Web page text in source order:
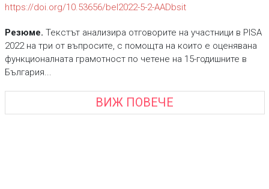
https://doi.org/10.53656/bel2022-5-2-AADbsit
Резюме. Текстът анализира отговорите на участници в PISA
2022 на три от въпросите, с помощта на които е оценявана
функционалната грамотност по четене на 15-годишните в
България...
ВИЖ ПОВЕЧЕ